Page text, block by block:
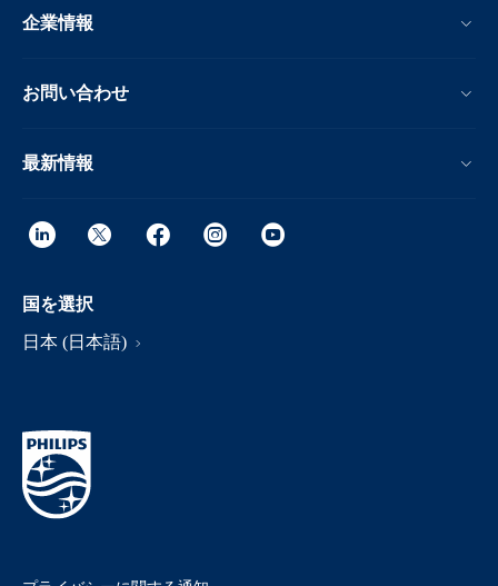
企業情報
お問い合わせ
最新情報
国を選択
日本 (日本語)